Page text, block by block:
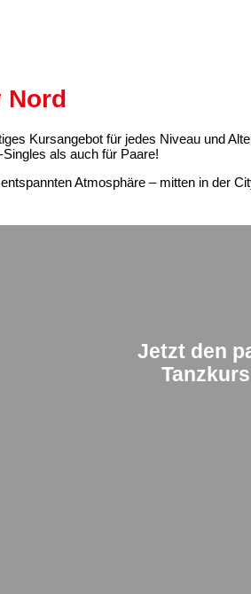
Nord
Kursangebot für jedes Niveau und
als auch für Paare!
Atmosphäre – mitten in der
Jetzt den